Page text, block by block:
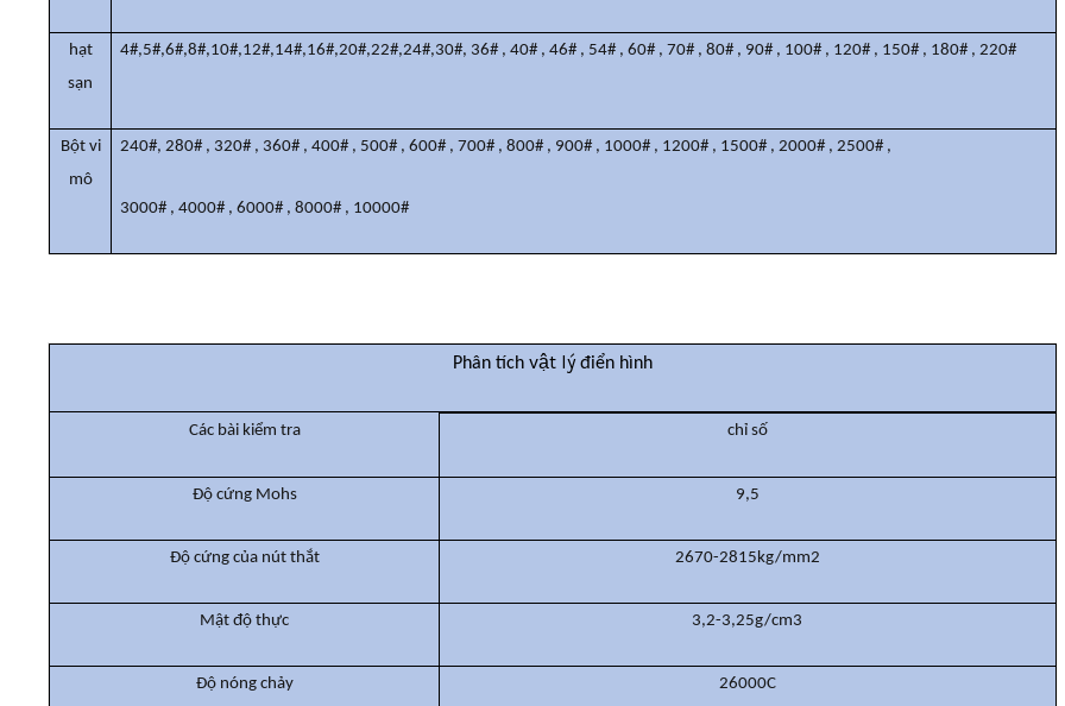
hạt
sạn
4#,5#,6#,8#,10#,12#,14#,16#,20#,22#,24#,30#, 36# ,40# ,46# , 54# ,60# ,70# ,80# , 90# , 100# , 120# , 150# , 180# ,220#
Bột vi
mô
240#,280# , 320# , 360# ,400# , 500# ,600# ,700# ,800# , 900# , 1000# , 1200# , 1500# ,2000# ,2500# ,
3000# ,4000# ,6000# ,8000# , 10000#
Phân tích vật lýđiển hình
Các bài kiểm tra chỉ số
Độ cứng Mohs 9,5
Độ cứng của nút thắt 2670-2815kg/mm2
Mật độ thực 3,2-3,25g/cm3
Độ nóng chảy 26000C